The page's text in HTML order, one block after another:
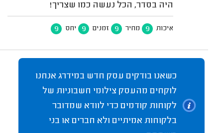
היה בסדר, הכל נעשה כמו שצריך!
איכות 9 מחיר 9 זמנים 9 יחס 9
כשאנו בודקים עסק חדש במידרג אנחנו
לוקחים מהעסק צילומי חשבוניות של
לקוחות קודמים כדי לוודא שמדובר
בלקוחות אמיתיים ולא חברים או בני